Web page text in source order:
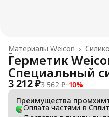
Материалы Weicon ›
Главная
Герметик
Специальный
3 212 ₽3 562 ₽−10%
Преимущества
Оплата частями в Сплит